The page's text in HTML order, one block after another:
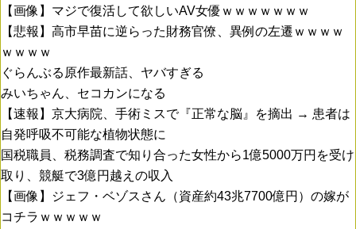
【画像】マジで復活して欲しいAV女優ｗｗｗｗｗｗｗ
【悲報】高市早苗に逆らった財務官僚、異例の左遷ｗｗｗｗ
ｗｗｗｗ
ぐらんぶる原作最新話、ヤバすぎる
みいちゃん、セコカンになる
【速報】京大病院、手術ミスで『正常な脳』を摘出 → 患者は
自発呼吸不可能な植物状態に
国税職員、税務調査で知り合った女性から1億5000万円を受け
取り、競艇で3億円越えの収入
【画像】ジェフ・ベゾスさん（資産約43兆7700億円）の嫁が
コチラｗｗｗｗｗ